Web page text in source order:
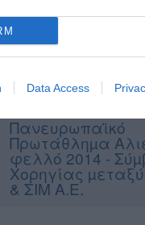
Data Access
από την ακτή 1
2013
Eγκαίνια στο νέο
κατάστημα
Vaggos Fishing
Πανευρωπαϊκό
Πρωτάθληµα
φελλό 2014 -
Χορηγίας
& ΣΙΜ Α.Ε.